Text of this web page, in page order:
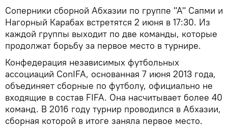
Соперники сборной Абхазии по группе "А" Сапми и
Нагорный Карабах встретятся 2 июня в 17:30. Из
каждой группы выходит по две команды, которые
продолжат борьбу за первое место в турнире.
Конфедерация независимых футбольных
ассоциаций ConIFA, основанная 7 июня 2013 года,
объединяет сборные по футболу, официально не
входящие в состав FIFA. Она насчитывает более 40
команд. В 2016 году турнир проводился в Абхазии,
сборная которой в итоге заняла первое место.